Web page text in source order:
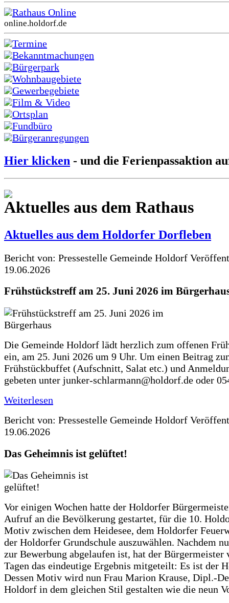
Rathaus Online
online.holdorf.de
Termine
Bekanntmachungen
Bürgerpark
Wohnbaugebiete
Gewerbegebiete
Film & Video
Ortsplan
Fundbüro
Bürgeranregungen
Hier klicken - und die Ferienpassaktion
Aktuelles aus dem Rathaus
Aktuelles aus dem Holdorfer Dorfleben
Bericht von: Pressestelle Gemeinde Holdorf
19.06.2026
Frühstückstreff am 25. Juni 2026 im
Die Gemeinde Holdorf lädt herzlich zum offenen
ein, am 25. Juni 2026 um 9 Uhr. Um einen Beitrag
Frühstückbuffet (Aufschnitt, Salat etc.) und
gebeten unter junker-schlarmann@holdorf.de oder
Weiterlesen
Bericht von: Pressestelle Gemeinde Holdorf
19.06.2026
Das Geheimnis ist gelüftet!
Vor einigen Wochen hatte der Holdorfer
Aufruf an die Bevölkerung gestartet, für die 10.
Motiv zwischen dem Heidesee, dem Holdorfer
der Holdorfer Grundschule auszuwählen. Nachdem
zur Bewerbung abgelaufen ist, hat der Bürgermeister
Tagen das eindeutige Ergebnis mitgeteilt: Es ist der
Dessen Motiv wird nun Frau Marion Krause, Dipl.-
Holdorf in dem gleichen Stil gestalten wie die neun